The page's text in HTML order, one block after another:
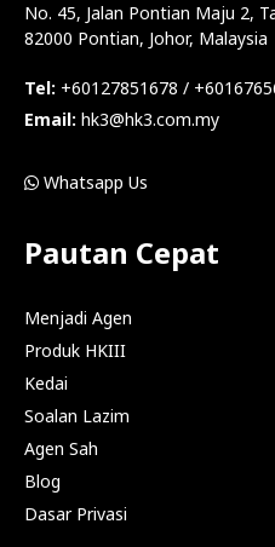
No. 45, Jalan Pontian Maju 2,
82000 Pontian, Johor, Malaysia
Tel: +60127851678 /
Email: hk3@hk3.com.my
Whatsapp Us
Pautan Cepat
Menjadi Agen
Produk HKIII
Kedai
Soalan Lazim
Agen Sah
Blog
Dasar Privasi